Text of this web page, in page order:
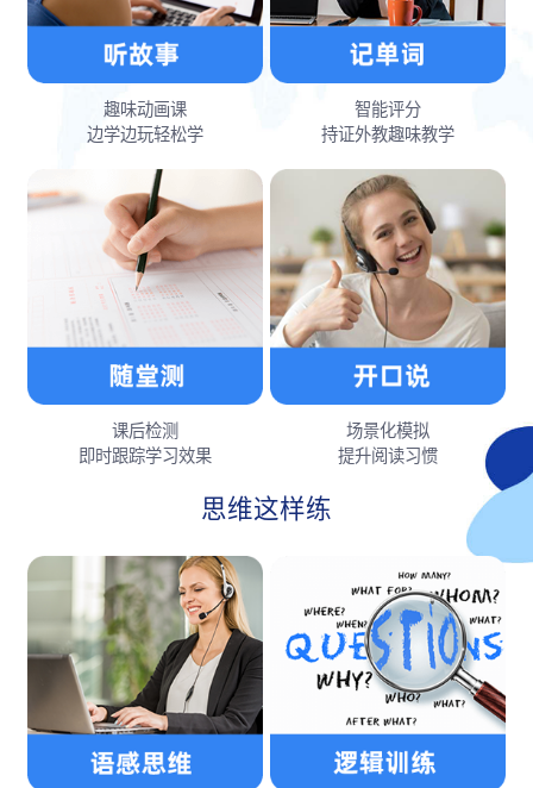
趣味动画课
边学边玩轻松学
智能评分
持证外教趣味教学
课后检测
即时跟踪学习效果
场景化模拟
提升阅读习惯
思维这样练